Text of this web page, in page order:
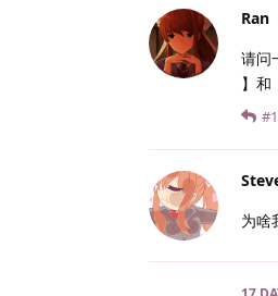
Ran
请问
】和
为啥